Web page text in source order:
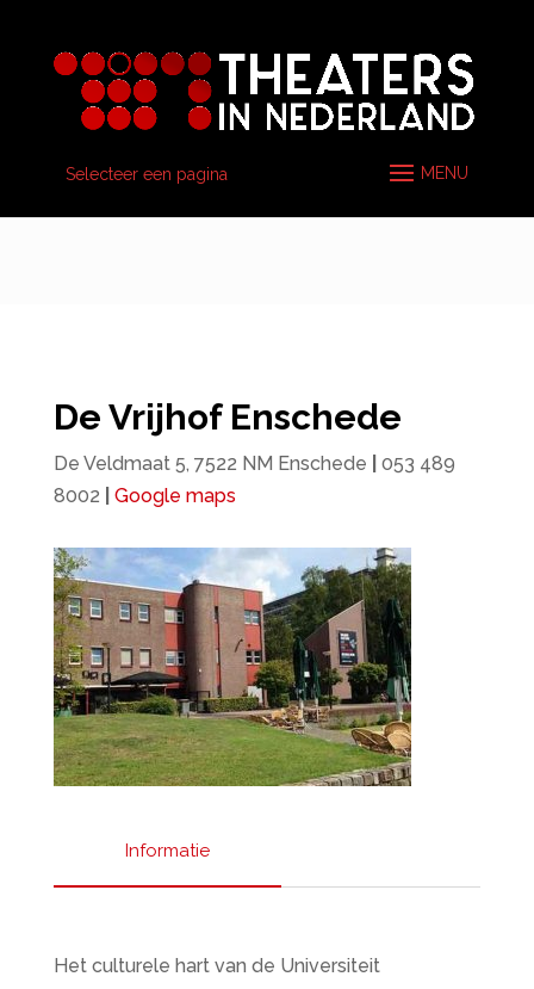
Selecteer een pagina
De Vrijhof Enschede
De Veldmaat 5, 7522 NM Enschede
053 489
8002
Google maps
Informatie
Het culturele hart van de Universiteit